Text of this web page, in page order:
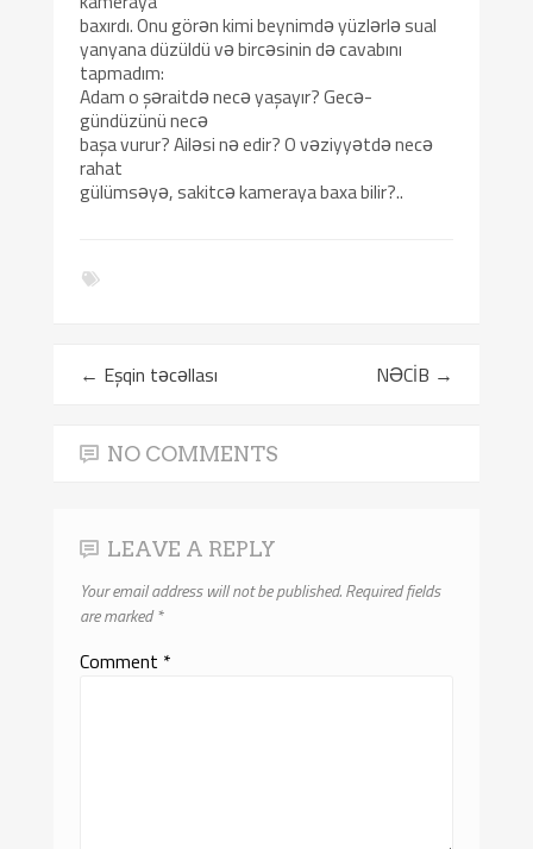
baxırdı. Onu görən kimi beynimdə yüzlərlə sual
yanyana düzüldü və bircəsinin də cavabını
tapmadım:
Adam o şəraitdə necə yaşayır? Gecə-
gündüzünü necə
başa vurur? Ailəsi nə edir? O vəziyyətdə necə
rahat
gülümsəyə, sakitcə kameraya baxa bilir?..
← Eşqin təcəllası NƏCİB →
NO COMMENTS
LEAVE A REPLY
Your email address will not be published.Required fields
are marked*
Comment *